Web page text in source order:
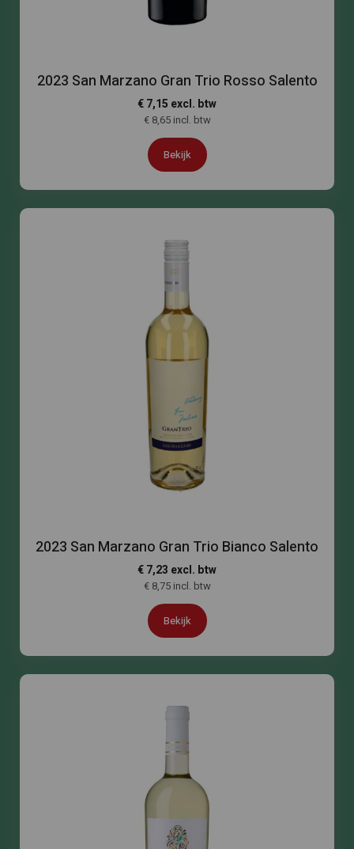
2023 San Marzano Gran Trio Rosso Salento
€ 7,15 excl. btw
€ 8,65 incl. btw
Bekijk
2023 San Marzano Gran Trio Bianco Salento
€ 7,23 excl. btw
€ 8,75 incl. btw
Bekijk